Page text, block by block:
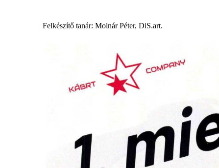
Felkészítő tanár: Molnár Péter, DiS.art.